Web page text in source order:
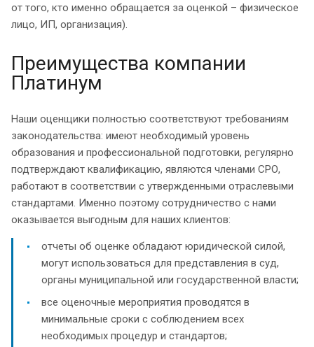
от того, кто именно обращается за оценкой – физическое
лицо, ИП, организация).
Преимущества компании
Платинум
Наши оценщики полностью соответствуют требованиям
законодательства: имеют необходимый уровень
образования и профессиональной подготовки, регулярно
подтверждают квалификацию, являются членами СРО,
работают в соответствии с утвержденными отраслевыми
стандартами. Именно поэтому сотрудничество с нами
оказывается выгодным для наших клиентов:
отчеты об оценке обладают юридической силой,
могут использоваться для представления в суд,
органы муниципальной или государственной власти;
все оценочные мероприятия проводятся в
минимальные сроки с соблюдением всех
необходимых процедур и стандартов;